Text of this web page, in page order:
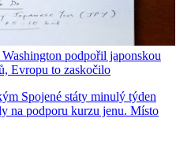
podpořil japonskou
Evropu to zaskočilo
Spojené státy minulý týden
na podporu kurzu jenu. Místo